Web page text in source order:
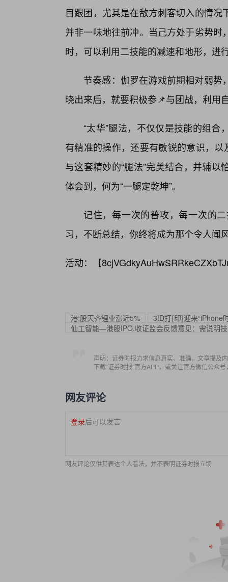
目跟团，尤其是在敌方刺客切入的情
并非一味地往前冲。当己方处于劣势
时，可以利用二技能的减速和地形，进
节奏感：伽罗在游戏前期相对弱
晓出来后，就要积极参📌与团战，利用
“太华”腿法，不仅仅是技能的组
有精准的操作，还要有敏锐的意识，
与这套精妙的“腿法”完美结合，并辅
体会到，何为“一腿定乾坤”。
记住，每一次的普攻，每一次的
习，不断总结，你终将成为那个令人闻
活动：【
港;股天齐锂业涨近5%
3!D打{印}迎来“iPhone
仙工智能—港股IPO.收证监会反馈意见：需说明
声明：证券时报力求信息真实、准确，文章提及
下载“证券时报”官方APP，或关注官方微信公众
网友评论
登录后可以发言
网友评论仅供其表达个人看法，并不表明证券时报立场